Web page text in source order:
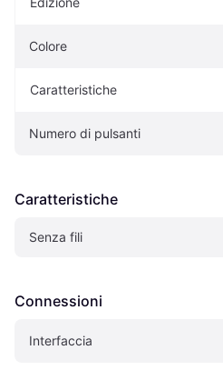
Colore
Caratteristiche
Numero di pulsanti
Caratteristiche
Senza fili
Connessioni
Interfaccia